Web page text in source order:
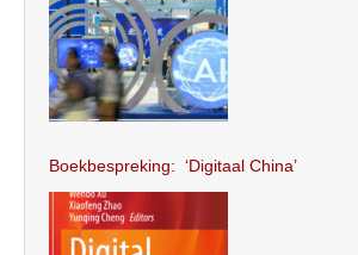
Boekbespreking: ‘Digitaal China’